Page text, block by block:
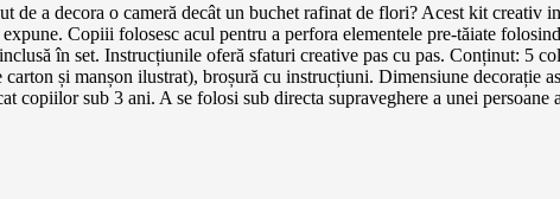
a decora o cameră decât un buchet rafinat de flori? Acest kit creativ
Copiii folosesc acul pentru a perfora elementele pre-tăiate
în set. Instrucțiunile oferă sfaturi creative pas cu pas. Conținut: 5
și manșon ilustrat), broșură cu instrucțiuni. Dimensiune
sub 3 ani. A se folosi sub directa supraveghere a unei persoane